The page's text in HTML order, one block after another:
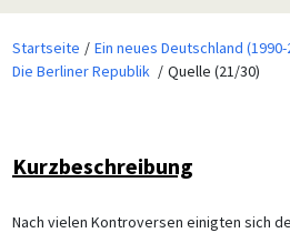
Startseite
Ein neues Deutschland (1990-
Die Berliner Republik
Quelle (21/30)
Kurzbeschreibung
Nach vielen Kontroversen einigten sich